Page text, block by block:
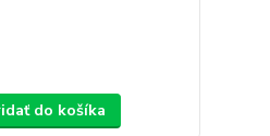
do košíka